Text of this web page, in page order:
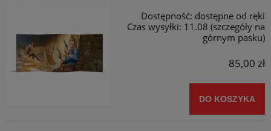
Dostępność: dostępne od ręki
Czas wysyłki: 11.08 (szczegóły na
górnym pasku)
85,00 zł
DO KOSZYKA